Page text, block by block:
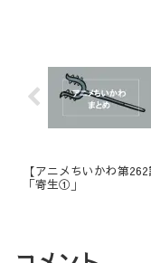
【アニメちいかわ第
「寄生①」